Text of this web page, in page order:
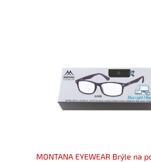
MONTANA EYEWEAR Brýle na